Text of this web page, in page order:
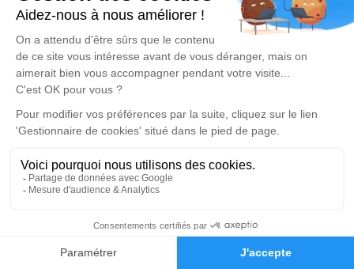
Faire-part Hommages
poèmes ou des textes. Cet endroit est un lieu
d'expression dédié à honorer la mémoire de Bernard
HLADEZUK.
Un service de plantation d’arbre hommage est
disponible ici.
Je rends hommage
Cérémonie religieuse
Église de Saint-Amand-Montrond
18200 Saint-Amand-Montrond